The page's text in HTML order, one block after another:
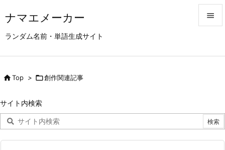
ナマエメーカー
ランダム名前・単語生成サイト


次へ

Top > 創作関連記事
サイト内検索